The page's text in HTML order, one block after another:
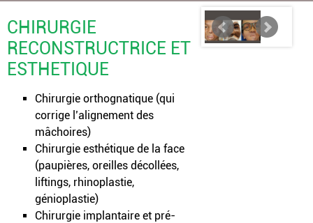
CHIRURGIE
RECONSTRUCTRICE ET
ESTHETIQUE
Chirurgie orthognatique (qui
corrige l’alignement des
mâchoires)
Chirurgie esthétique de la face
(paupières, oreilles décollées,
liftings, rhinoplastie,
génioplastie)
Chirurgie implantaire et pré-